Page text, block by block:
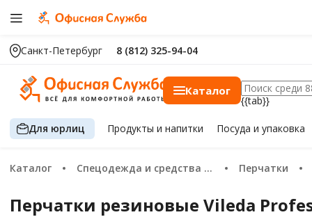
Санкт-Петербург 8 (812) 325-94-04
Каталог
{{tab}}
Для юрлиц Продуктыи напитки Посуда и упаковка
Каталог Спецодежда и средства защиты Перчатки
Перчатки резиновые Vileda